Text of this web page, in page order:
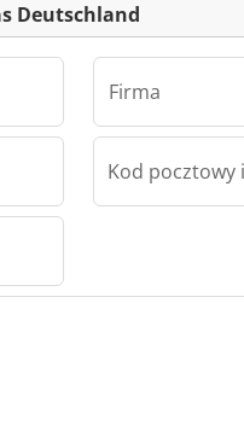
Deutschland
Firma
Kod pocztowy